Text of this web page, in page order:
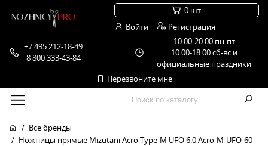
+7 495 212-18-49
8 800 333-43-84
10:00-20:00 пн-пт
10:00-18:00 сб-вс и
официальные праздники
Перезвоните мне
0 шт.
Войти
Регистрация
Все бренды
Ножницы прямые Mizutani Acro Type-M UFO 6.0 Acro-M-UFO-60